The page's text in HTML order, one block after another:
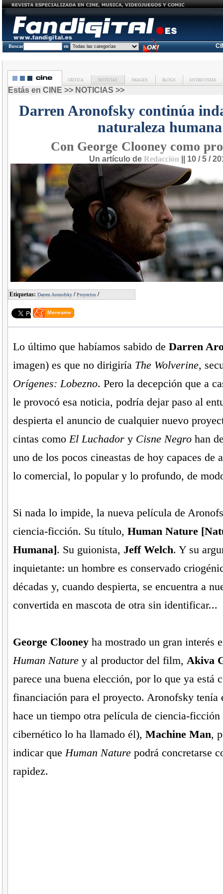
Buscar en
CRITICA NOTICIAS IMAGEN BLOGS ENTREVISTAS
Estás en CINE >> NOTICIAS >>
Darren Aronofsky continúa
naturaleza humana
Con George Clooney como
Un artículo de Redacción || 10 / 5 /
Etiquetas: Darren Aronofsky/Proyectos/
Lo último que habíamos sabido de Darren
imagen) es que no dirigiría The Wolverine,
Orígenes: Lobezno. Pero la decepción que a
le provocó esa noticia, podría dejar paso al
despierta el anuncio de cualquier nuevo
cintas comoEl Luchadory Cisne Negrohan
uno de los pocos cineastas de hoy capaces de
lo comercial, lo popular y lo profundo, de
Si nada lo impide, la nueva película de
ciencia-ficción. Su título, Human Nature
Humana]. Su guionista, Jeff Welch. Y su
inquietante: un hombre es conservado
décadas y, cuando despierta, se encuentra a
convertida en mascota de otra sin identificar...
George Clooneyha mostrado un gran interés
Human Naturey al productor del film, Akiva
parece una buena elección, por lo que ya está
financiación para el proyecto. Aronofsky tenía
hace un tiempo otra película de ciencia-ficción
cibernético lo ha llamado él), Machine Man,
indicar queHuman Naturepodrá concretarse
rapidez.